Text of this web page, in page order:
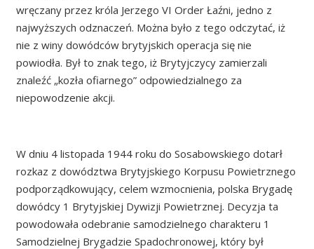
wręczany przez króla Jerzego VI Order Łaźni, jedno z
najwyższych odznaczeń. Można było z tego odczytać, iż
nie z winy dowódców brytyjskich operacja się nie
powiodła. Był to znak tego, iż Brytyjczycy zamierzali
znaleźć „kozła ofiarnego” odpowiedzialnego za
niepowodzenie akcji.
W dniu 4 listopada 1944 roku do Sosabowskiego dotarł
rozkaz z dowództwa Brytyjskiego Korpusu Powietrznego
podporządkowujący, celem wzmocnienia, polska Brygadę
dowódcy 1 Brytyjskiej Dywizji Powietrznej. Decyzja ta
powodowała odebranie samodzielnego charakteru 1
Samodzielnej Brygadzie Spadochronowej, który był